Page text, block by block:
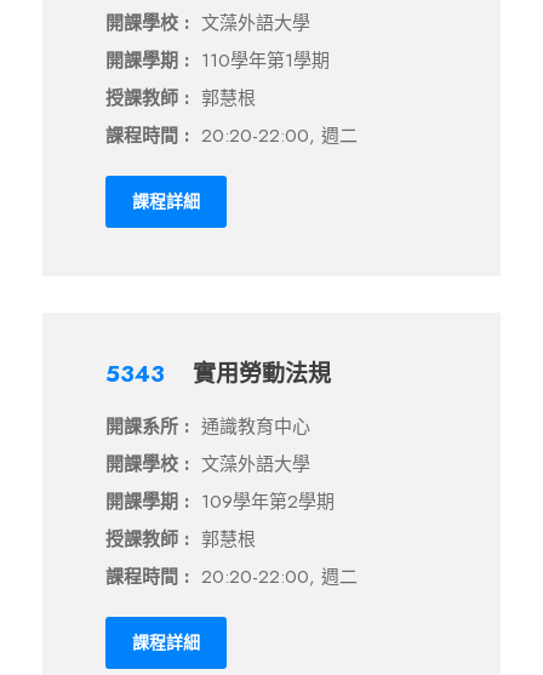
開課學校 : 文藻外語大學
開課學期 : 110學年第1學期
授課教師 : 郭慧根
課程時間 : 20:20-22:00, 週二
課程詳細
5343 實用勞動法規
開課系所 : 通識教育中心
開課學校 : 文藻外語大學
開課學期 : 109學年第2學期
授課教師 : 郭慧根
課程時間 : 20:20-22:00, 週二
課程詳細